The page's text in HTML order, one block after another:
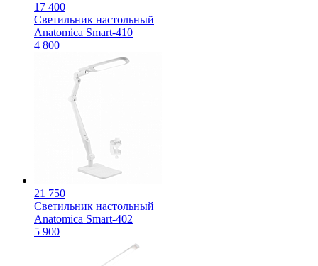
17 400
Светильник настольный
Anatomica Smart-410
4 800
21 750
Светильник настольный
Anatomica Smart-402
5 900